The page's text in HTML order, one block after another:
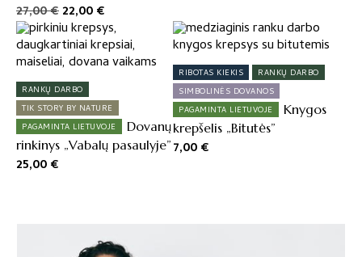
27,00€Original
price
was:
27,00 €.
22,00€
price
is:
22,00 €.
RANKŲ DARBO
TIK STORY BY NATURE
PAGAMINTA LIETUVOJE
Dovanų
rinkinys „Vabalų pasaulyje”
25,00€
RIBOTAS KIEKIS
RANKŲ DARBO
SIMBOLINĖS DOVANOS
PAGAMINTA LIETUVOJE
Knygos
krepšelis „Bitutės”
7,00€